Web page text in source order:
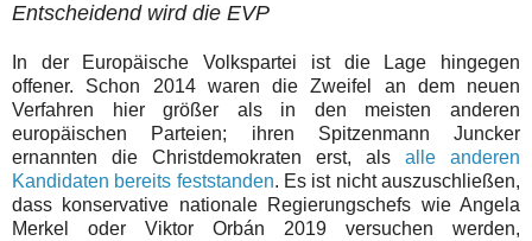
Entscheidend wird die EVP
In der Europäische Volkspartei ist die Lage hingegen
offener. Schon 2014 waren die Zweifel an dem neuen
Verfahren hier größer als in den meisten anderen
europäischen Parteien; ihren Spitzenmann Juncker
ernannten die Christdemokraten erst, als alle anderen
Kandidaten bereits feststanden. Es ist nicht auszuschließen,
dass konservative nationale Regierungschefs wie Angela
Merkel oder Viktor Orbán 2019 versuchen werden,